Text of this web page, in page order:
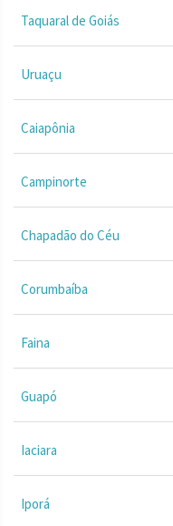
Taquaral de Goiás
Uruaçu
Caiapônia
Campinorte
Chapadão do Céu
Corumbaíba
Faina
Guapó
Iaciara
Iporá